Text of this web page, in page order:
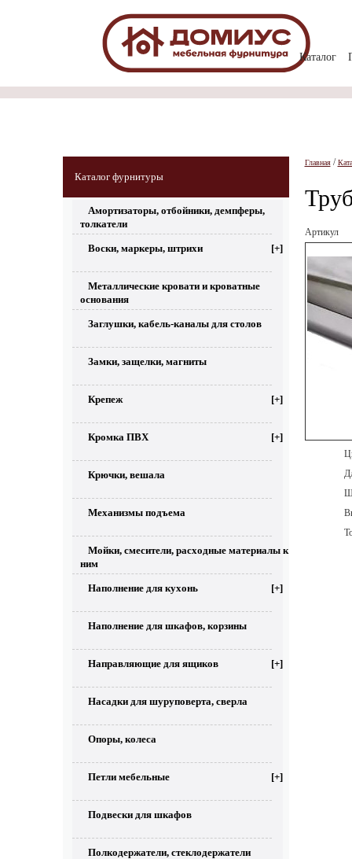
Каталог
Каталог фурнитуры
Амортизаторы, отбойники, демпферы,
толкатели
Воски, маркеры, штрихи [+]
Металлические кровати и кроватные
основания
Заглушки, кабель-каналы для столов
Замки, защелки, магниты
Крепеж [+]
Кромка ПВХ [+]
Крючки, вешала
Механизмы подъема
Мойки, смесители, расходные материалы к
ним
Наполнение для кухонь [+]
Наполнение для шкафов, корзины
Направляющие для ящиков [+]
Насадки для шуруповерта, сверла
Опоры, колеса
Петли мебельные [+]
Подвески для шкафов
Полкодержатели, стеклодержатели
Главная/
Артикул